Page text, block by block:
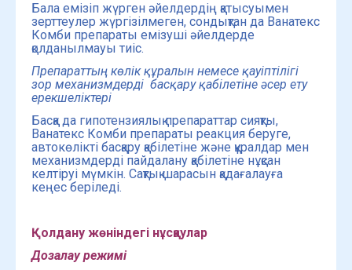
Бала емізіп жүрген әйелдердің қатысуымен
зерттеулер жүргізілмеген, сондықтан да Ванатекс
Комби препараты емізуші әйелдерде
қолданылмауы тиіс.
Препараттың көлік құралын немесе қауіптілігі
зор механизмдерді басқару қабілетіне әсер ету
ерекшеліктері
Басқа да гипотензиялық препараттар сияқты,
Ванатекс Комби препараты реакция беруге,
автокөлікті басқару қабілетіне және құралдар мен
механизмдерді пайдалану қабілетіне нұқсан
келтіруі мүмкін. Сақтық шарасын қадағалауға
кеңес беріледі.
Қолдану жөніндегі нұсқаулар
Дозалау режимі